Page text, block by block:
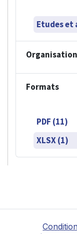
Etudes et
Organisation
Formats
PDF (11)
XLSX (1)